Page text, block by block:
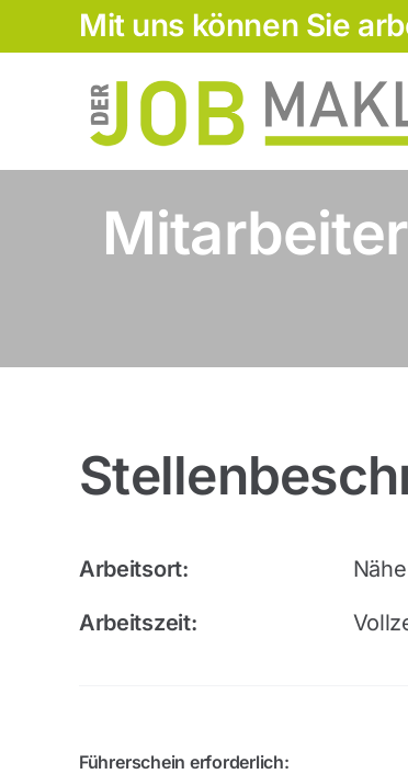
Mit uns können Sie
Arbeitsort:
Arbeitszeit:
Führerschein erforderlich: